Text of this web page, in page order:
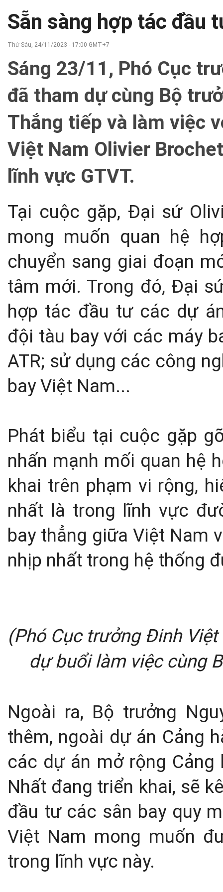
Sẵn sàng hợp tác đầu
Thứ Sáu, 24/11/2023 - 17:00 GMT+7
Sáng 23/11, Phó Cục
đã tham dự cùng Bộ
Thắng tiếp và làm việc
Việt Nam Olivier
lĩnh vực GTVT.
Tại cuộc gặp, Đại sứ
mong muốn quan hệ
chuyển sang giai đoạn
tâm mới. Trong đó, Đại
hợp tác đầu tư các dự
đội tàu bay với các máy
ATR; sử dụng các công
bay Việt Nam...
Phát biểu tại cuộc gặp
nhấn mạnh mối quan hệ
khai trên phạm vi rộng,
nhất là trong lĩnh vực
bay thẳng giữa Việt Nam
nhịp nhất trong hệ thống
(Phó Cục trưởng Đinh
dự buổi làm việc cùng
Ngoài ra, Bộ trưởng
thêm, ngoài dự án Cảng
các dự án mở rộng Cảng
Nhất đang triển khai, sẽ
đầu tư các sân bay quy
Việt Nam mong muốn
trong lĩnh vực này.